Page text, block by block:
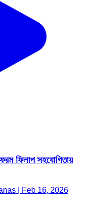
ফিলাপ সহযোগিতায়
| Feb 16, 2026